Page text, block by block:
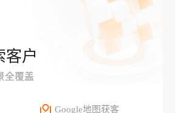
客户
全覆盖
Google地图获客